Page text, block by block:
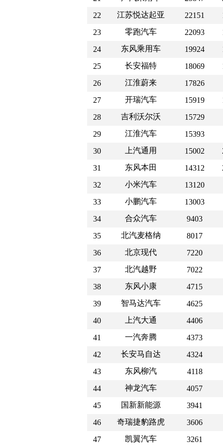
22
江苏悦达起亚 22151
23
零跑汽车 22093
24
东风乘用车 19924
25
长安福特 18069
26
江淮蔚来
17826
27
开瑞汽车 15919
28
吉利沃尔沃
15729
29
江淮汽车
15393
30
上汽通用 15002
31
东风本田 14312
32
小米汽车
13120
33
小鹏汽车
13003
34
合众汽车
9403
35
北汽麦格纳
8017
36
北京现代
7220
37
北汽越野
7022
38
东风小康
4715
39
智马达汽车
4625
40
上汽大通
4406
41
一汽奔腾
4373
42
长安马自达
4324
43
东风柳汽
4118
44
神龙汽车
4057
45
国新新能源
3941
46
奇瑞捷豹路虎
3606
47
凯翼汽车
3261